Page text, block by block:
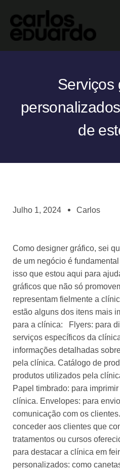
Serviços
de
Julho 1, 2024 Carlos
Como designer gráfico, sei
de um negócio é
isso que estou aqui para
gráficos que não só
representam fielmente a
estão alguns dos itens mais
para a clínica: Flyers: para
serviços específicos da
informações detalhadas
pela clínica. Catálogo de
produtos utilizados pela
Papel timbrado: para
clínica. Envelopes: para
comunicação com os
conceder aos clientes que
tratamentos ou cursos
para destacar a clínica em
personalizados: como